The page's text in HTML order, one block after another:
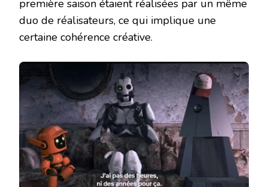
première saison étaient réalisées par un même
duo de réalisateurs, ce qui implique une
certaine cohérence créative.